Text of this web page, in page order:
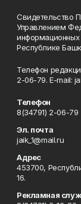
Свидетельство
Управлением
Республике
Телефон
2-06-79. Е-mаil:
Телефон
8(34791) 2-06-79
Эл. почта
jaik_1@mail.ru
Адрес
453700,
16.
Рекламная